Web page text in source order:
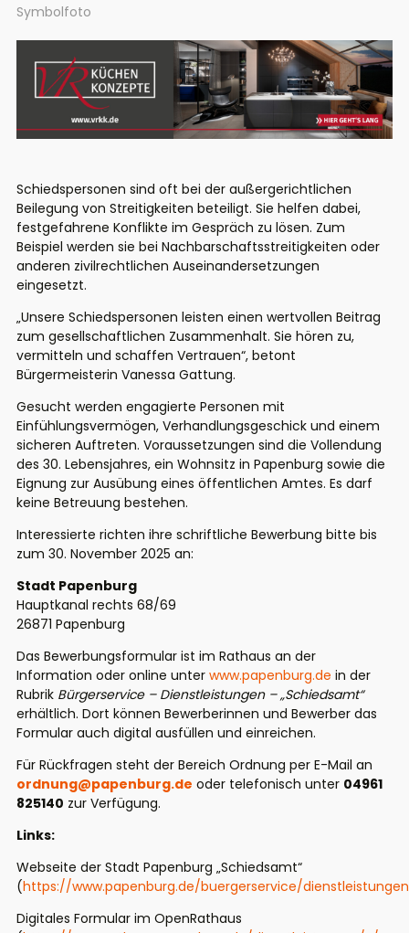
Symbolfoto
Schiedspersonen sind oft bei der außergerichtlichen
Beilegung von Streitigkeiten beteiligt. Sie helfen dabei,
festgefahrene Konflikte im Gespräch zu lösen. Zum
Beispiel werden sie bei Nachbarschaftsstreitigkeiten oder
anderen zivilrechtlichen Auseinandersetzungen
eingesetzt.
„Unsere Schiedspersonen leisten einen wertvollen Beitrag
zum gesellschaftlichen Zusammenhalt. Sie hören zu,
vermitteln und schaffen Vertrauen“, betont
Bürgermeisterin Vanessa Gattung.
Gesucht werden engagierte Personen mit
Einfühlungsvermögen, Verhandlungsgeschick und einem
sicheren Auftreten. Voraussetzungen sind die Vollendung
des 30. Lebensjahres, ein Wohnsitz in Papenburg sowie die
Eignung zur Ausübung eines öffentlichen Amtes. Es darf
keine Betreuung bestehen.
Interessierte richten ihre schriftliche Bewerbung bitte bis
zum 30. November 2025 an:
Stadt Papenburg
Hauptkanal rechts 68/69
26871 Papenburg
Das Bewerbungsformular ist im Rathaus an der
Information oder online unter www.papenburg.de in der
Rubrik Bürgerservice – Dienstleistungen – „Schiedsamt“
erhältlich. Dort können Bewerberinnen und Bewerber das
Formular auch digital ausfüllen und einreichen.
Für Rückfragen steht der Bereich Ordnung per E-Mail an
ordnung@papenburg.de oder telefonisch unter 04961
825140 zur Verfügung.
Links:
Webseite der Stadt Papenburg „Schiedsamt“
(https://www.papenburg.de/buergerservice/
Digitales Formular im OpenRathaus